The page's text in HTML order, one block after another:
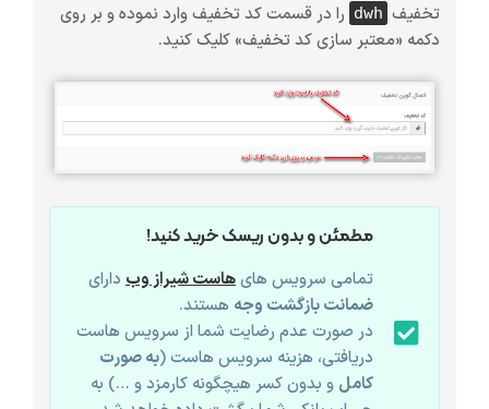
تخفیف dwh را در قسمت کد تخفیف وارد نموده و بر روی
دکمه «معتبر سازی کد تخفیف» کلیک کنید.
مطمئن و بدون ریسک خرید کنید!
تمامی سرویس هایهاست شیراز وب دارای
ضمانت بازگشت وجه هستند.
در صورت عدم رضایت شما از سرویس هاست
دریافتی، هزینه سرویس هاست (به صورت
کامل و بدون کسر هیچگونه کارمزد و …) به